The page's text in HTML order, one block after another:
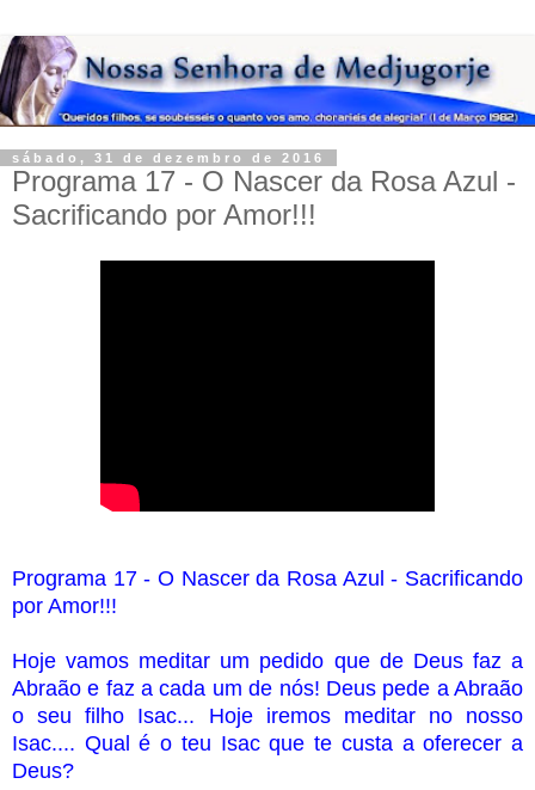
sábado, 31 de dezembro de 2016
Programa 17 - O Nascer da Rosa Azul -
Sacrificando por Amor!!!
Programa 17 - O Nascer da Rosa Azul - Sacrificando
por Amor!!!
Hoje vamos meditar um pedido que de Deus faz a
Abraão e faz a cada um de nós! Deus pede a Abraão
o seu filho Isac... Hoje iremos meditar no nosso
Isac.... Qual é o teu Isac que te custa a oferecer a
Deus?